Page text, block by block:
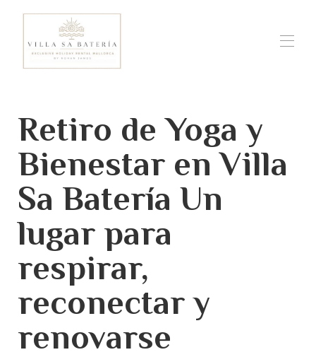
Descripción
Mapa
Tarifas
Disponibilidad
Opiniones
Contacto
Taste Portocolom, Restaurants & Cafe's
Sa Batería Wellness & Massage
Eventos privados
Piscina cubierta climatizada y gimnasio.
Private Chef
The Sa Bateria Sea Experiance
Retiro de Yoga y
Bienestar en Villa
Sa Batería Un
lugar para
respirar,
reconectar y
renovarse